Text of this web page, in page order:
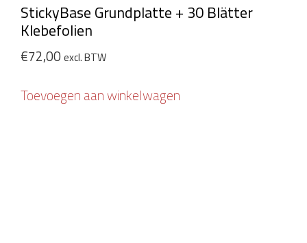
StickyBase Grundplatte + 30 Blätter
Klebefolien
€72,00 excl. BTW
Toevoegen aan winkelwagen